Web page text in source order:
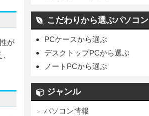
が
こだわりから選ぶパソコン
PCケースから選ぶ
デスクトップPCから選ぶ
ノートPCから選ぶ
ジャンル
パソコン情報